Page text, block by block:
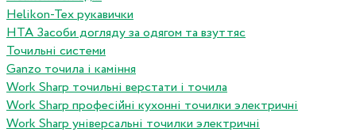
Helikon-Tex рукавички
HTA Засоби догляду за одягом та взуттяс
Точильні системи
Ganzo точила і каміння
Work Sharp точильні верстати і точила
Work Sharp професiйнi кухоннi точилки электричнi
Work Sharp унiверсальнi точилки электричнi